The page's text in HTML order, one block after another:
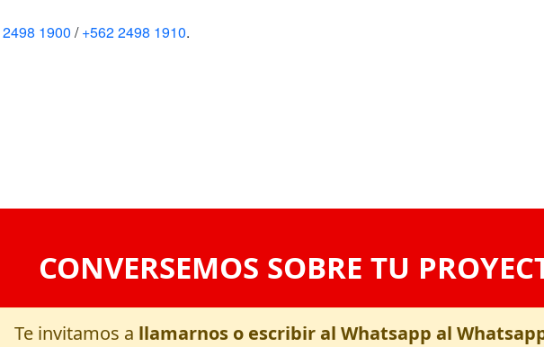
2498 1900/+562 2498 1910.
CONVERSEMOS SOBRE TU
Te invitamos a llamarnos o escribir al Whatsapp al